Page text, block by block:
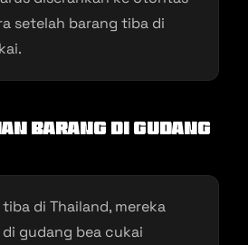
setelah barang tiba di
Barang di Gudang
di Thailand, mereka
gudang bea cukai